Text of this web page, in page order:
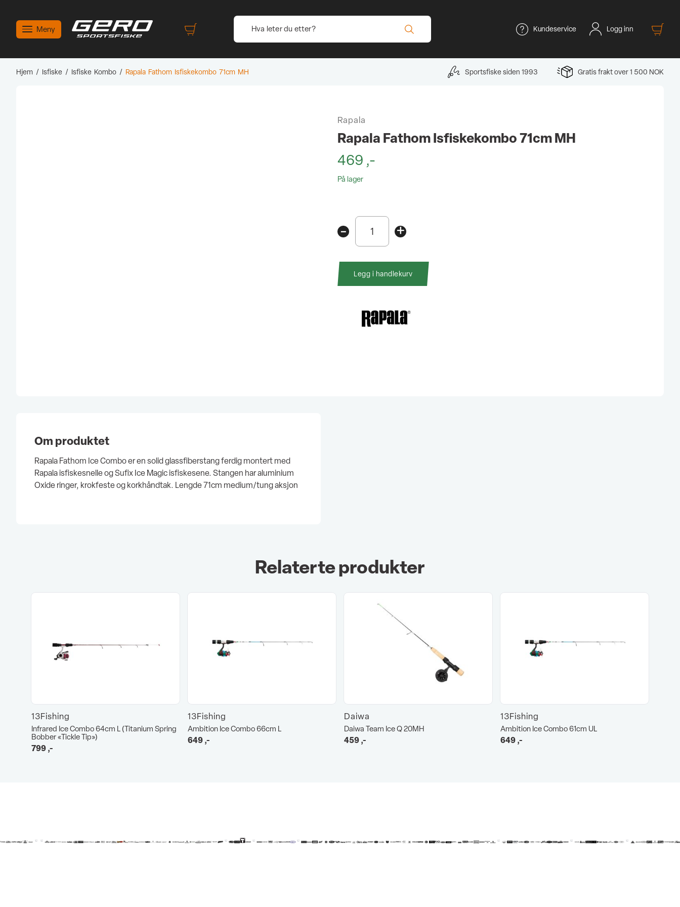
Meny Kundeservice Logg inn
Hjem / Isfiske / Isfiske Kombo / Rapala Fathom Isfiskekombo 71cm MH Sportsfiske siden 1993 Gratis frakt over 1 500 NOK
Rapala
Rapala Fathom Isfiskekombo 71cm MH
469 ,-
På lager
+
Rapala
Fathom
Isfiskekombo
MH
-
Legg i handlekurv
Om produktet
Rapala Fathom Ice Combo er en solid glassfiberstang ferdig montert med
Rapala isfiskesnelle og Sufix Ice Magic isfiskesene. Stangen har aluminium
Oxide ringer, krokfeste og korkhåndtak. Lengde 71cm medium/tung aksjon
Relaterte produkter
13Fishing
Infrared Ice Combo 64cm L (Titanium Spring
Bobber «Tickle Tip»)
799,-
13Fishing
Ambition Ice Combo 66cm L
649,-
Daiwa
Daiwa Team Ice Q 20MH
459,-
13Fishing
Ambition Ice Combo 61cm UL
649,-